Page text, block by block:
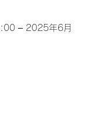
– 2025年6月